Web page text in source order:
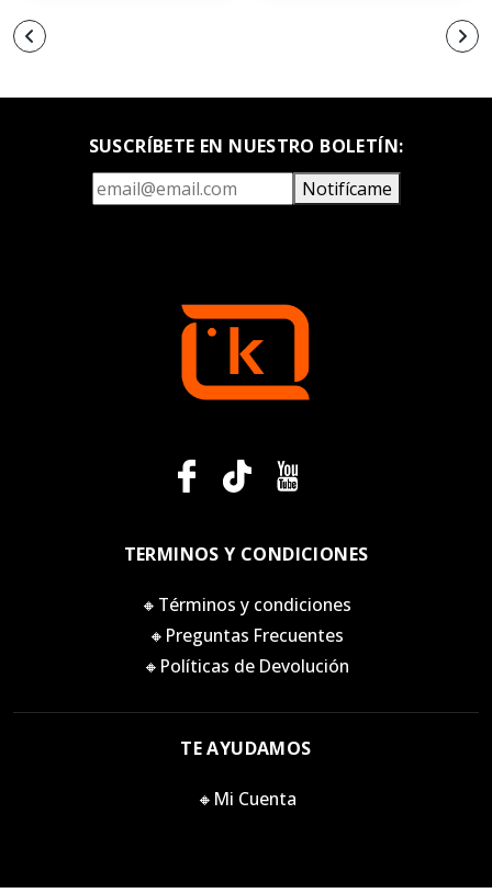
SUSCRÍBETE EN NUESTRO BOLETÍN:
Notifícame
TERMINOS Y CONDICIONES
🔸Términos y condiciones
🔸Preguntas Frecuentes
🔸Políticas de Devolución
TE AYUDAMOS
🔸Mi Cuenta